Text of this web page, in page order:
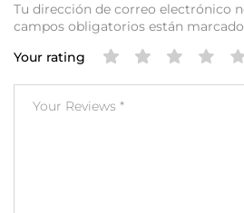
Tu dirección de correo electrónico
campos obligatorios están
Your rating